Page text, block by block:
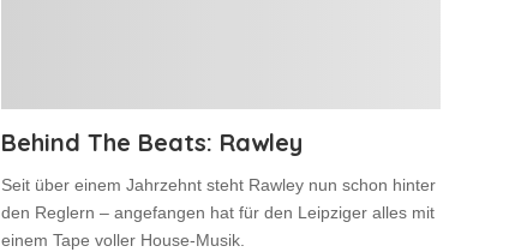
Behind The Beats: Rawley
Seit über einem Jahrzehnt steht Rawley nun schon hinter
den Reglern – angefangen hat für den Leipziger alles mit
einem Tape voller House-Musik.